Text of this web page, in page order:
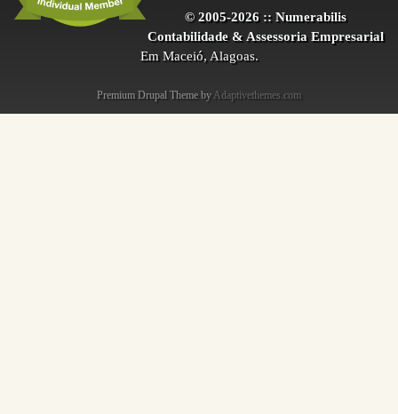
© 2005-2026 :: Numerabilis
Contabilidade & Assessoria Empresarial
Em Maceió, Alagoas.
Premium Drupal Theme by Adaptivethemes.com